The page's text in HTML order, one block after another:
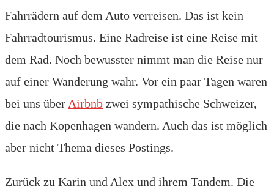
Fahrrädern auf dem Auto verreisen. Das ist kein
Fahrradtourismus. Eine Radreise ist eine Reise mit
dem Rad. Noch bewusster nimmt man die Reise nur
auf einer Wanderung wahr. Vor ein paar Tagen waren
bei uns über Airbnb zwei sympathische Schweizer,
die nach Kopenhagen wandern. Auch das ist möglich
aber nicht Thema dieses Postings.
Zurück zu Karin und Alex und ihrem Tandem. Die